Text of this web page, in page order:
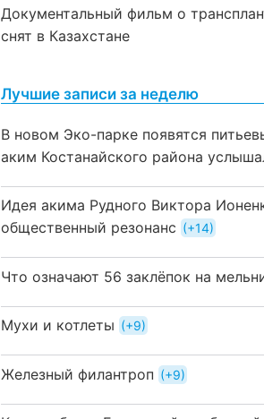
Документальный фильм о
снят в Казахстане
Лучшие записи за неделю
В новом Эко-парке появятся
аким Костанайского района
Идея акима Рудного Виктора
общественный резонанс
+14
Что означают 56 заклёпок на
Мухи и котлеты +9
Железный филантроп +9